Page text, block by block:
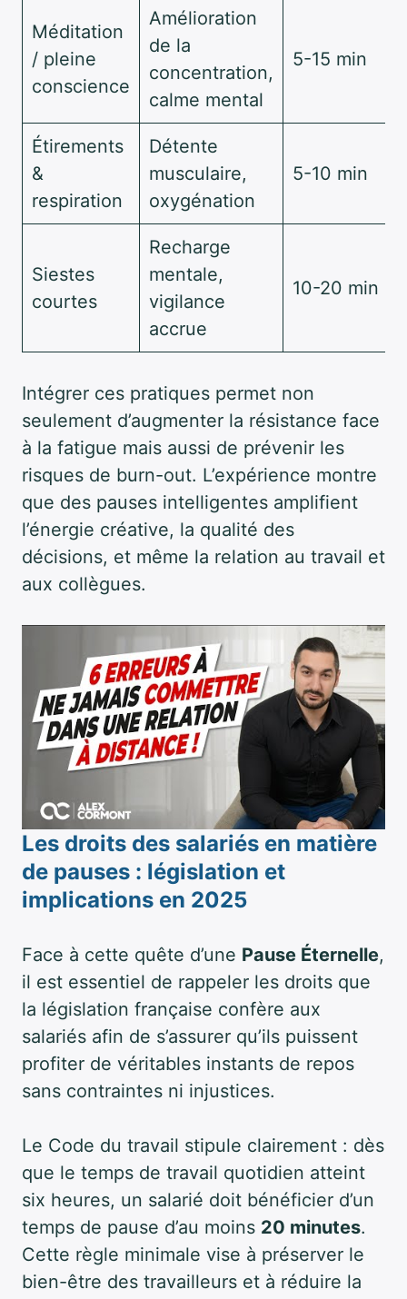
Méditation
/ pleine
conscience
Amélioration
de la
concentration,
calme mental
5-15 min
Étirements
&
respiration
Détente
musculaire,
oxygénation
5-10 min
Siestes
courtes
Recharge
mentale,
vigilance
accrue
10-20 min
Intégrer ces pratiques permet non
seulement d’augmenter la résistance face
à la fatigue mais aussi de prévenir les
risques de burn-out. L’expérience montre
que des pauses intelligentes amplifient
l’énergie créative, la qualité des
décisions, et même la relation au travail et
aux collègues.
Les droits des salariés en matière
de pauses : législation et
implications en 2025
Face à cette quête d’une Pause Éternelle,
il est essentiel de rappeler les droits que
la législation française confère aux
salariés afin de s’assurer qu’ils puissent
profiter de véritables instants de repos
sans contraintes ni injustices.
Le Code du travail stipule clairement : dès
que le temps de travail quotidien atteint
six heures, un salarié doit bénéficier d’un
temps de pause d’au moins 20 minutes.
Cette règle minimale vise à préserver le
bien-être des travailleurs et à réduire la